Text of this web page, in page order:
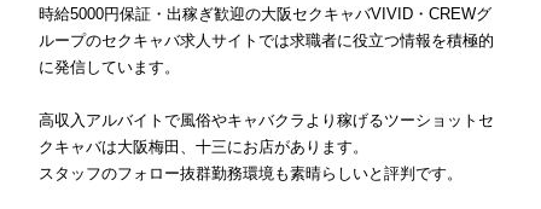
時給5000円保証・出稼ぎ歓迎の大阪セクキャバVIVID・CREWグ
ループのセクキャバ求人サイトでは求職者に役立つ情報を積極的
に発信しています。
高収入アルバイトで風俗やキャバクラより稼げるツーショットセ
クキャバは大阪梅田、十三にお店があります。
スタッフのフォロー抜群勤務環境も素晴らしいと評判です。